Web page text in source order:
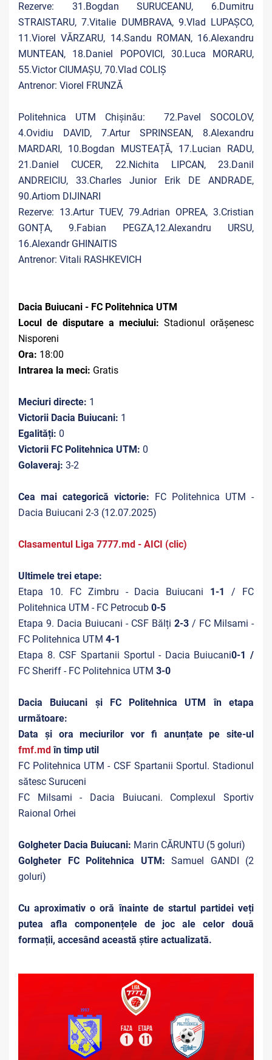
Rezerve: 31.Bogdan SURUCEANU, 6.Dumitru
STRAISTARU, 7.Vitalie DUMBRAVA, 9.Vlad LUPAȘCO,
11.Viorel VĂRZARU, 14.Sandu ROMAN, 16.Alexandru
MUNTEAN, 18.Daniel POPOVICI, 30.Luca MORARU,
55.Victor CIUMAȘU, 70.Vlad COLIȘ
Antrenor: Viorel FRUNZĂ
Politehnica UTM Chișinău: 72.Pavel SOCOLOV,
4.Ovidiu DAVID, 7.Artur SPRINSEAN, 8.Alexandru
MARDARI, 10.Bogdan MUSTEAȚĂ, 17.Lucian RADU,
21.Daniel CUCER, 22.Nichita LIPCAN, 23.Danil
ANDREICIU, 33.Charles Junior Erik DE ANDRADE,
90.Artiom DIJINARI
Rezerve: 13.Artur TUEV, 79.Adrian OPREA, 3.Cristian
GONȚA, 9.Fabian PEGZA,12.Alexandru URSU,
16.Alexandr GHINAITIS
Antrenor: Vitali RASHKEVICH
Dacia Buiucani - FC Politehnica UTM
Locul de disputare a meciului: Stadionul orășenesc
Nisporeni
Ora: 18:00
Intrarea la meci: Gratis
Meciuri directe: 1
Victorii Dacia Buiucani: 1
Egalități: 0
Victorii FC Politehnica UTM: 0
Golaveraj: 3-2
Cea mai categorică victorie:
FC Politehnica UTM -
Dacia Buiucani 2-3 (12.07.2025)
Clasamentul Liga 7777.md - AICI (clic)
Ultimele trei etape:
Etapa 10. FC Zimbru - Dacia Buiucani 1-1/ FC
Politehnica UTM - FC Petrocub 0-5
Etapa 9. Dacia Buiucani - CSF Bălți 2-3 / FC Milsami -
FC Politehnica UTM 4-1
Etapa 8. CSF Spartanii Sportul - Dacia Buiucani0-1 /
FC Sheriff - FC Politehnica UTM 3-0
Dacia Buiucani și FC Politehnica UTM în etapa
următoare:
Data și ora meciurilor vor fi anunțate pe site-ul
fmf.md în timp util
FC Politehnica UTM - CSF Spartanii Sportul. Stadionul
sătesc Suruceni
FC Milsami - Dacia Buiucani. Complexul Sportiv
Raional Orhei
Golgheter Dacia Buiucani: Marin CĂRUNTU (5 goluri)
Golgheter FC Politehnica UTM: Samuel GANDI (2
goluri)
Cu aproximativ o oră înainte de startul partidei veți
putea afla componențele de joc ale celor două
formații, accesând această știre actualizată.